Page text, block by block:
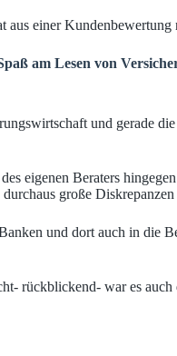
einer Kundenbewertung
am Lesen von
und gerade die
eigenen Beraters
große Diskrepanzen
und dort auch in die
rückblickend- war es auch